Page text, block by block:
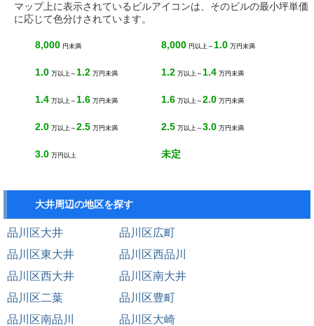
マップ上に表示されているビルアイコンは、そのビルの最小坪単価
に応じて色分けされています。
8,000 円未満 8,000 円以上～ 1.0 万円未満
1.0 万以上～ 1.2 万円未満 1.2 万以上～ 1.4 万円未満
1.4 万以上～ 1.6 万円未満 1.6 万以上～ 2.0 万円未満
2.0 万以上～ 2.5 万円未満 2.5 万以上～ 3.0 万円未満
3.0 万円以上 未定
大井周辺の地区を探す
品川区大井
品川区広町
品川区東大井
品川区西品川
品川区西大井
品川区南大井
品川区二葉
品川区豊町
品川区南品川
品川区大崎